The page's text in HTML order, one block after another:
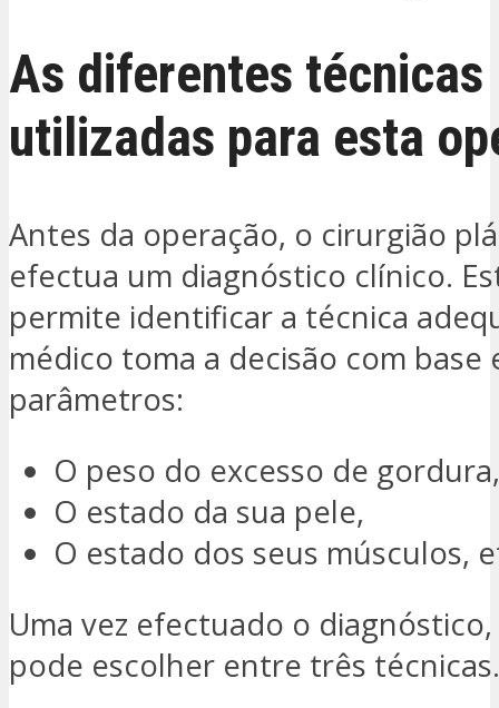
As diferentes técnicas
utilizadas para esta
Antes da operação, o cirurgião
efectua um diagnóstico clínico.
permite identificar a técnica
médico toma a decisão com base
parâmetros:
O peso do excesso de gordura,
O estado da sua pele,
O estado dos seus músculos,
Uma vez efectuado o
pode escolher entre três técnicas.